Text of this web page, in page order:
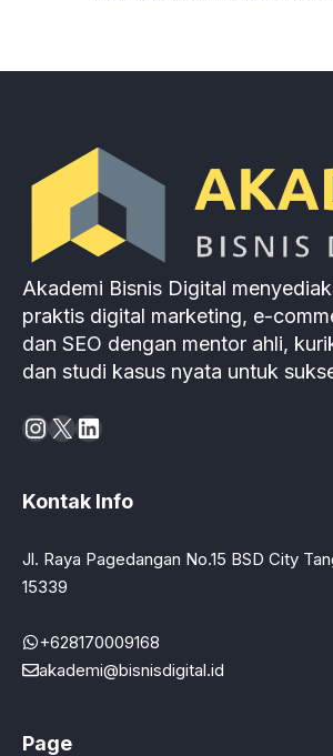
Akademi Bisnis Digital
praktis digital marketing, e-
dan SEO dengan mentor ahli,
dan studi kasus nyata untuk
Instagram
X LinkedIn
Kontak Info
Jl. Raya Pagedangan No.15 BSD City
15339
+628170009168
akademi@bisnisdigital.id
Page